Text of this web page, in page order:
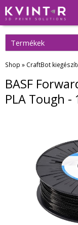
Termékek
Shop » CraftBot
BASF
PLA Tough